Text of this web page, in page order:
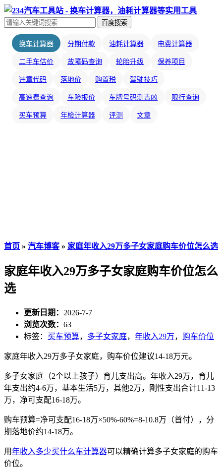
百度搜索
换车计算器 分期付款 油耗计算器 电费计算器
二手车估价 故障码查询 轮胎升级 保养项目
违章代码 落地价 购置税 驾驶技巧
高速费查询 车险报价 车牌号码测吉凶 限行查询
买车预算 年检计算器 评测 文章
首页 » 汽车博客» 家庭年收入29万多子女家庭购车价位怎么选
家庭年收入29万多子女家庭购车价位怎么
选
更新日期： 2026-7-7
浏览次数： 63
标签： 买车预算， 多子女家庭， 年收入29万， 购车价位
家庭年收入29万多子女家庭，购车价位建议14-18万元。
多子女家庭（2个以上孩子）育儿支出高。年收入29万，育儿
年支出约4-6万，基本生活5万，其他2万，刚性支出合计11-13
万，净可支配16-18万。
购车预算=净可支配16-18万×50%-60%=8-10.8万（首付），分
期落地价约14-18万。
用年收入多少买什么车计算器可以精确计算多子女家庭的购车
价位。